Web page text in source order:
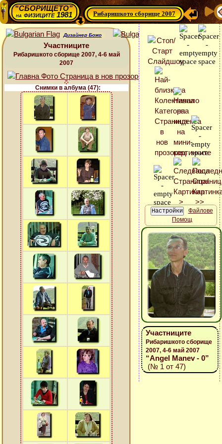
“СБОРИЩЕТО”
нафизиците 1981 Рибаришкото сборище 2007
Дизайнер Божо
Участниците
Рибаришкото сборище 2007, 4-6 май
2007
Снимки в албума (47):
Файлове
Помощ
Участниците
Рибаришкото сборище
2007, 4-6 май 2007
“Angel Manev - 0”
(№ 1 от 47)